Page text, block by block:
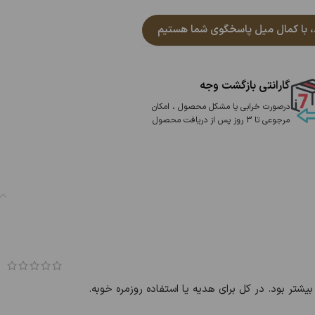
گارانتی بازگشت وجه
درصورت خرابی یا مشکل محصول ، امکان
مرجوعی تا 3 روز پس از دریافت محصول
در کل برای هدیه یا استفاده روزمره خوبه.